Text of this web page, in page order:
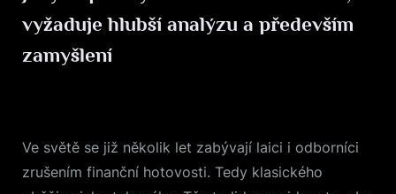
vyžaduje hlubší analýzu a především
zamyšlení
Ve světě se již několik let zabývají laici i odborníci
zrušením finanční hotovosti. Tedy klasického